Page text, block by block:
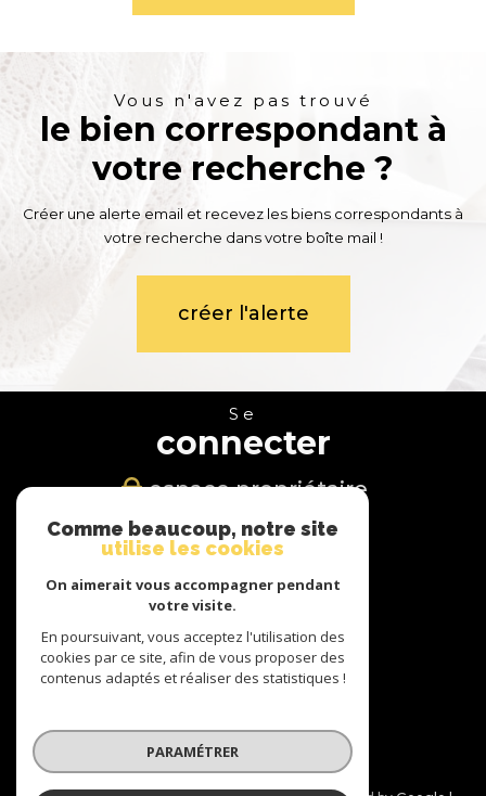
Vous n'avez pas trouvé
le bien correspondant à
votre recherche ?
Créer une alerte email et recevez les biens correspondants à
votre recherche dans votre boîte mail !
créer l'alerte
Se
connecter
espace propriétaire
Nous
suivre
Nous
adhérons
Comme beaucoup, notre site
utilise les cookies
On aimerait vous accompagner pendant
votre visite.
En poursuivant, vous acceptez l'utilisation des
cookies par ce site, afin de vous proposer des
contenus adaptés et réaliser des statistiques !
PARAMÉTRER